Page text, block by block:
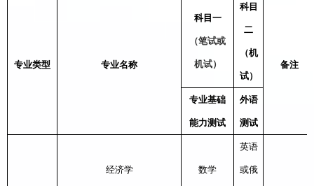
专业类型 专业名称
科目一
（笔试或
机试）
科目
二
（机
试）
备注
专业基础
能力测试
外语
测试
经济学 数学
英语
或俄